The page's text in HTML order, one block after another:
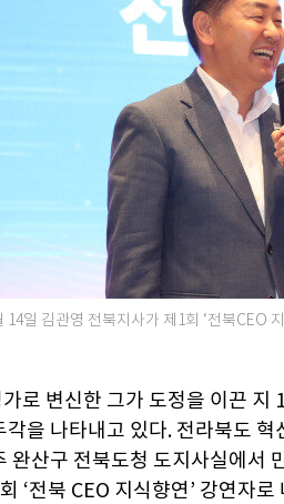
14일 김관영 전북지사가 제1회 ‘전북CEO
로 변신한 그가 도정을 이끈 지
각을 나타내고 있다. 전라북도
완산구 전북도청 도지사실에서
‘전북 CEO 지식향연’ 강연자